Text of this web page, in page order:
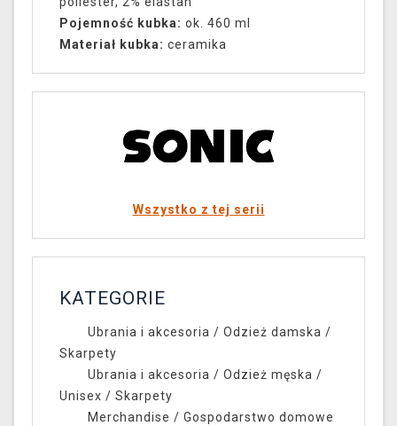
Pojemność kubka: ok. 460 ml
Materiał kubka: ceramika
Wszystko z tej serii
KATEGORIE
Ubrania i akcesoria / Odzież damska /
Skarpety
Ubrania i akcesoria / Odzież męska /
Unisex / Skarpety
Merchandise / Gospodarstwo domowe